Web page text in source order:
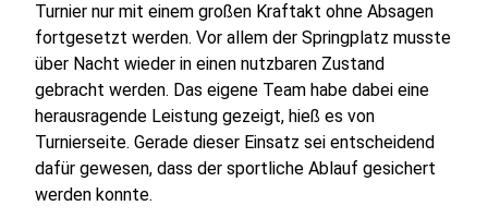
Turnier nur mit einem großen Kraftakt ohne Absagen
fortgesetzt werden. Vor allem der Springplatz musste
über Nacht wieder in einen nutzbaren Zustand
gebracht werden. Das eigene Team habe dabei eine
herausragende Leistung gezeigt, hieß es von
Turnierseite. Gerade dieser Einsatz sei entscheidend
dafür gewesen, dass der sportliche Ablauf gesichert
werden konnte.